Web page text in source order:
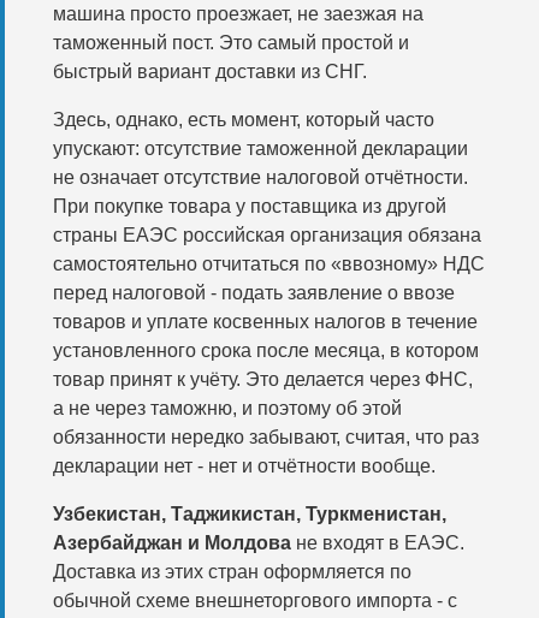
машина просто проезжает, не заезжая на
таможенный пост. Это самый простой и
быстрый вариант доставки из СНГ.
Здесь, однако, есть момент, который часто
упускают: отсутствие таможенной декларации
не означает отсутствие налоговой отчётности.
При покупке товара у поставщика из другой
страны ЕАЭС российская организация обязана
самостоятельно отчитаться по «ввозному» НДС
перед налоговой - подать заявление о ввозе
товаров и уплате косвенных налогов в течение
установленного срока после месяца, в котором
товар принят к учёту. Это делается через ФНС,
а не через таможню, и поэтому об этой
обязанности нередко забывают, считая, что раз
декларации нет - нет и отчётности вообще.
Узбекистан, Таджикистан, Туркменистан,
Азербайджан и Молдова не входят в ЕАЭС.
Доставка из этих стран оформляется по
обычной схеме внешнеторгового импорта - с